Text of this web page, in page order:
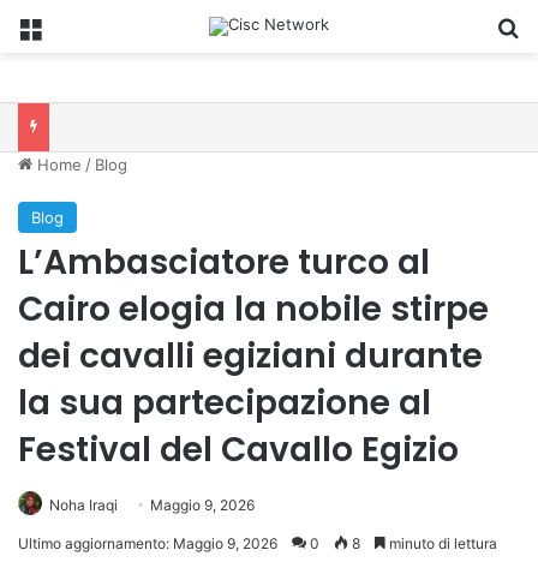
Home / Blog
Blog
L’Ambasciatore turco al
Cairo elogia la nobile stirpe
dei cavalli egiziani durante
la sua partecipazione al
Festival del Cavallo Egizio
Noha Iraqi Maggio 9, 2026
Ultimo aggiornamento: Maggio 9, 2026 0 8 minuto di lettura